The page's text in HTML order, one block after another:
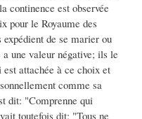
continence est observée
pour le Royaume des
de se marier ou
une valeur négative; ils le
attachée à ce choix et
comme sa
dit: "Comprenne qui
toutefois dit: "Tous ne